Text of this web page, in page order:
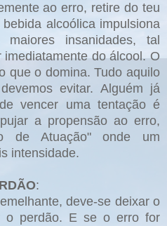
ao erro, retire do teu
alcoólica impulsiona
insanidades, tal
do álcool. O
que o domina. Tudo aquilo
evitar. Alguém já
vencer uma tentação é
a propensão ao erro,
de Atuação" onde um
intensidade.
:
deve-se deixar o
o perdão. E se o erro for